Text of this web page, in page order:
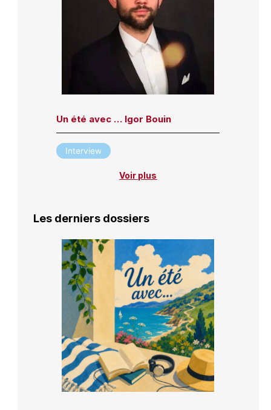
Un été avec … Igor Bouin
Interview
Voir plus
Les derniers dossiers